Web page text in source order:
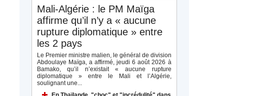
Mali-Algérie : le PM Maïga
affirme qu’il n’y a « aucune
rupture diplomatique » entre
les 2 pays
Le Premier ministre malien, le général de division
Abdoulaye Maïga, a affirmé, jeudi 6 août 2026 à
Bamako, qu’il n’existait « aucune rupture
diplomatique » entre le Mali et l’Algérie,
soulignant une...